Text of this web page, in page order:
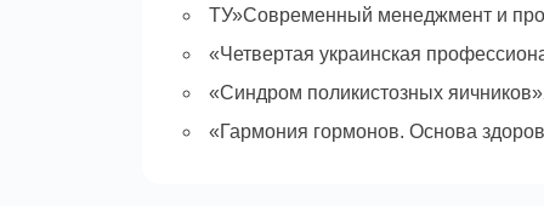
ТУ»Современный менеджмент и
«Четвертая украинская
«Синдром поликистозных
«Гармония гормонов. Основа